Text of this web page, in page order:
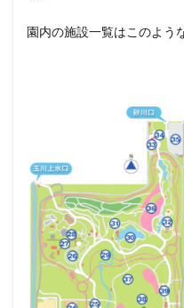
園内の施設一覧はこのよう